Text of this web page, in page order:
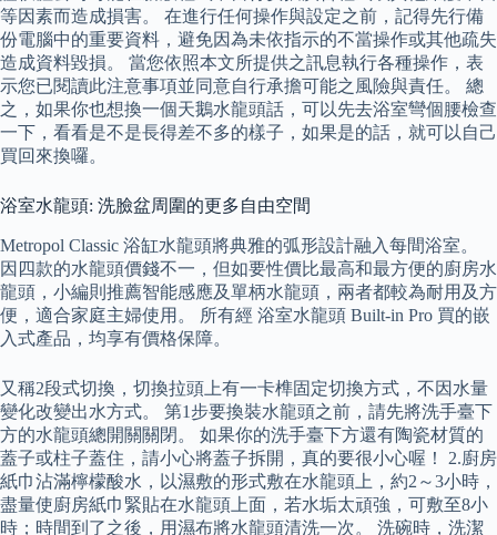
等因素而造成損害。 在進行任何操作與設定之前，記得先行備
份電腦中的重要資料，避免因為未依指示的不當操作或其他疏失
造成資料毀損。 當您依照本文所提供之訊息執行各種操作，表
示您已閱讀此注意事項並同意自行承擔可能之風險與責任。 總
之，如果你也想換一個天鵝水龍頭話，可以先去浴室彎個腰檢查
一下，看看是不是長得差不多的樣子，如果是的話，就可以自己
買回來換囉。
浴室水龍頭: 洗臉盆周圍的更多自由空間
Metropol Classic 浴缸水龍頭將典雅的弧形設計融入每間浴室。
因四款的水龍頭價錢不一，但如要性價比最高和最方便的廚房水
龍頭，小編則推薦智能感應及單柄水龍頭，兩者都較為耐用及方
便，適合家庭主婦使用。 所有經 浴室水龍頭 Built-in Pro 買的嵌
入式產品，均享有價格保障。
又稱2段式切換，切換拉頭上有一卡榫固定切換方式，不因水量
變化改變出水方式。 第1步要換裝水龍頭之前，請先將洗手臺下
方的水龍頭總開關關閉。 如果你的洗手臺下方還有陶瓷材質的
蓋子或柱子蓋住，請小心將蓋子拆開，真的要很小心喔！ 2.廚房
紙巾沾滿檸檬酸水，以濕敷的形式敷在水龍頭上，約2～3小時，
盡量使廚房紙巾緊貼在水龍頭上面，若水垢太頑強，可敷至8小
時；時間到了之後，用濕布將水龍頭清洗一次。 洗碗時，洗潔